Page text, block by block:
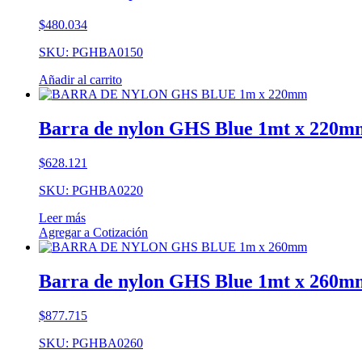
$480.034
SKU: PGHBA0150
Añadir al carrito
Barra de nylon GHS Blue 1mt x
$628.121
SKU: PGHBA0220
Leer más
Agregar a Cotización
Barra de nylon GHS Blue 1mt x
$877.715
SKU: PGHBA0260